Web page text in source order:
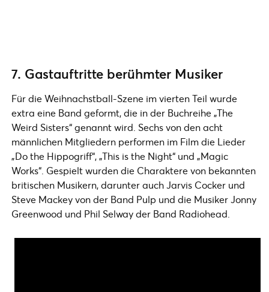
7. Gastauftritte berühmter Musiker
Für die Weihnachstball-Szene im vierten Teil wurde
extra eine Band geformt, die in der Buchreihe „The
Weird Sisters“ genannt wird. Sechs von den acht
männlichen Mitgliedern performen im Film die Lieder
„Do the Hippogriff“, „This is the Night“ und „Magic
Works“. Gespielt wurden die Charaktere von bekannten
britischen Musikern, darunter auch Jarvis Cocker und
Steve Mackey von der Band Pulp und die Musiker Jonny
Greenwood und Phil Selway der Band Radiohead.